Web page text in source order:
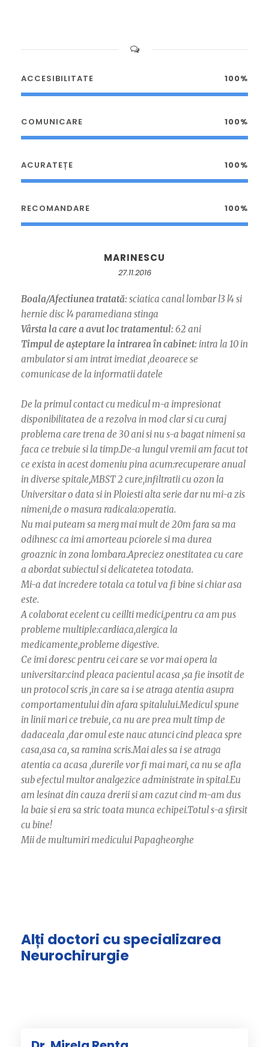
ACCESIBILITATE 100%
COMUNICARE 100%
ACURATEȚE 100%
RECOMANDARE 100%
MARINESCU
27.11.2016
Boala/Afectiunea tratată: sciatica canal lombar l3 l4 si
hernie disc l4 paramediana stinga
Vârsta la care a avut loc tratamentul: 62 ani
Timpul de așteptare la intrarea în cabinet: intra la 10 in
ambulator si am intrat imediat ,deoarece se
comunicase de la informatii datele
De la primul contact cu medicul m-a impresionat
disponibilitatea de a rezolva in mod clar si cu curaj
problema care trena de 30 ani si nu s-a bagat nimeni sa
faca ce trebuie si la timp.De-a lungul vremii am facut tot
ce exista in acest domeniu pina acum:recuperare anual
in diverse spitale,MBST 2 cure,infiltratii cu ozon la
Universitar o data si in Ploiesti alta serie dar nu mi-a zis
nimeni,de o masura radicala:operatia.
Nu mai puteam sa merg mai mult de 20m fara sa ma
odihnesc ca imi amorteau pciorele si ma durea
groaznic in zona lombara.Apreciez onestitatea cu care
a abordat subiectul si delicatetea totodata.
Mi-a dat incredere totala ca totul va fi bine si chiar asa
este.
A colaborat ecelent cu ceillti medici,pentru ca am pus
probleme multiple:cardiaca,alergica la
medicamente,probleme digestive.
Ce imi doresc pentru cei care se vor mai opera la
universitar:cind pleaca pacientul acasa ,sa fie insotit de
un protocol scris ,in care sa i se atraga atentia asupra
comportamentului din afara spitalului.Medicul spune
in linii mari ce trebuie, ca nu are prea mult timp de
dadaceala ,dar omul este nauc atunci cind pleaca spre
casa,asa ca, sa ramina scris.Mai ales sa i se atraga
atentia ca acasa ,durerile vor fi mai mari, ca nu se afla
sub efectul multor analgezice administrate in spital.Eu
am lesinat din cauza drerii si am cazut cind m-am dus
la baie si era sa stric toata munca echipei.Totul s-a sfirsit
cu bine!
Mii de multumiri medicului Papagheorghe
Alți doctori cu specializarea
Neurochirurgie